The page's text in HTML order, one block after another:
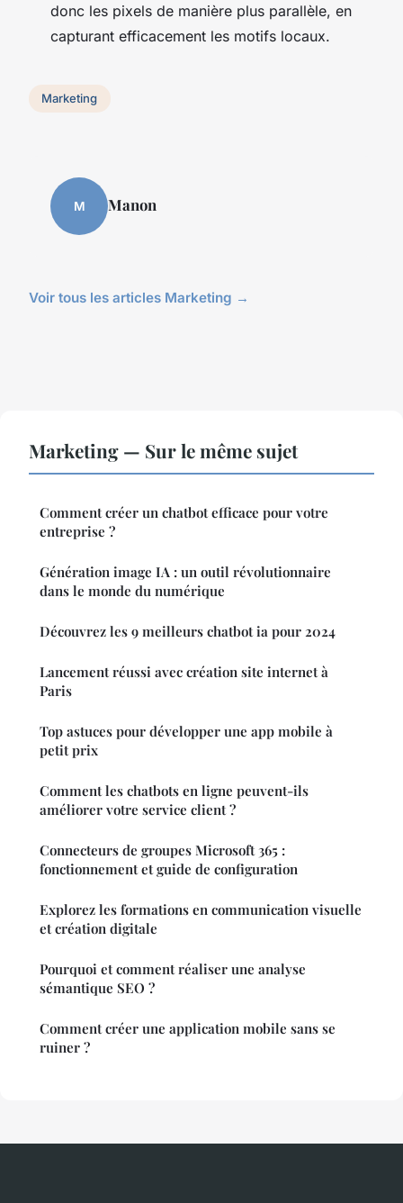
donc les pixels de manière plus parallèle, en
capturant efficacement les motifs locaux.
Marketing
M Manon
Voir tous les articles Marketing →
Marketing — Sur le même sujet
Comment créer un chatbot efficace pour votre
entreprise ?
Génération image IA : un outil révolutionnaire
dans le monde du numérique
Découvrez les 9 meilleurs chatbot ia pour 2024
Lancement réussi avec création site internet à
Paris
Top astuces pour développer une app mobile à
petit prix
Comment les chatbots en ligne peuvent-ils
améliorer votre service client ?
Connecteurs de groupes Microsoft 365 :
fonctionnement et guide de configuration
Explorez les formations en communication visuelle
et création digitale
Pourquoi et comment réaliser une analyse
sémantique SEO ?
Comment créer une application mobile sans se
ruiner ?